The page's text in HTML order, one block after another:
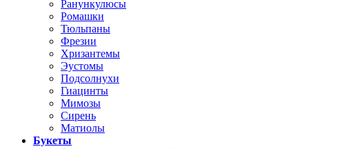
Ранункулюсы
Ромашки
Тюльпаны
Фрезии
Хризантемы
Эустомы
Подсолнухи
Гиацинты
Мимозы
Сирень
Матиолы
Букеты